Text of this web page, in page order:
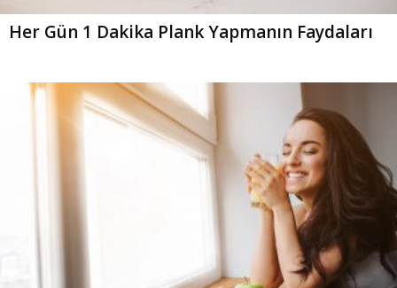
Her Gün 1 Dakika Plank Yapmanın Faydaları